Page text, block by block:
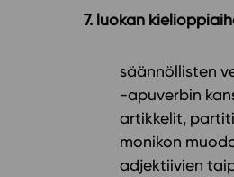
7. luokan
säännöllisten
-apuverbin
artikkelit,
monikon
adjektiivien